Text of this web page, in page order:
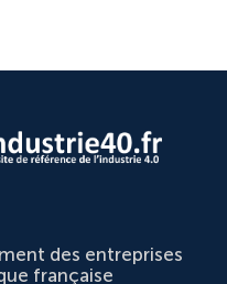
des entreprises
française